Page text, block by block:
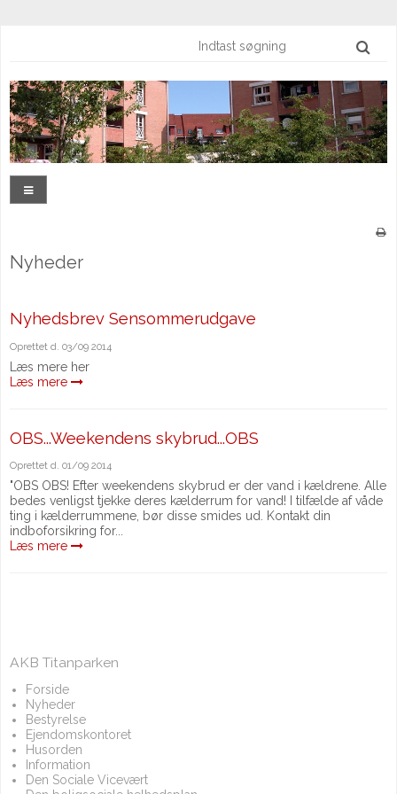
Nyheder
Nyhedsbrev Sensommerudgave
Oprettet d. 03/09 2014
Læs mere her
Læs mere
OBS...Weekendens skybrud...OBS
Oprettet d. 01/09 2014
"OBS OBS! Efter weekendens skybrud er der vand i kældrene. Alle
bedes venligst tjekke deres kælderrum for vand! I tilfælde af våde
ting i kælderrummene, bør disse smides ud. Kontakt din
indboforsikring for...
Læs mere
AKB Titanparken
Forside
Nyheder
Bestyrelse
Ejendomskontoret
Husorden
Information
Den Sociale Vicevært